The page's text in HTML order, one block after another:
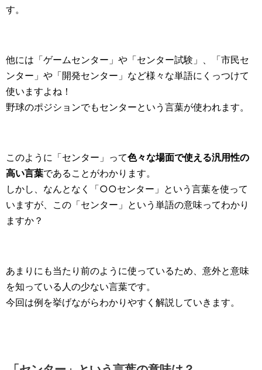
す。
他には「ゲームセンター」や「センター試験」、「市民セ
ンター」や「開発センター」など様々な単語にくっつけて
使いますよね！
野球のポジションでもセンターという言葉が使われます。
このように「センター」って色々な場面で使える汎用性の
高い言葉であることがわかります。
しかし、なんとなく「○○センター」という言葉を使って
いますが、この「センター」という単語の意味ってわかり
ますか？
あまりにも当たり前のように使っているため、意外と意味
を知っている人の少ない言葉です。
今回は例を挙げながらわかりやすく解説していきます。